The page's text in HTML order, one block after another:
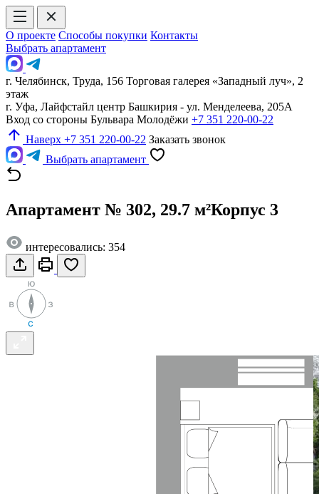
О проекте Способы покупки Контакты
Выбрать апартамент
г. Челябинск, Труда, 156 Торговая галерея «Западный луч», 2
этаж
г. Уфа, Лайфстайл центр Башкирия - ул. Менделеева, 205А
Вход со стороны Бульвара Молодёжи +7 351 220-00-22
Наверх +7 351 220-00-22 Заказать звонок
Выбрать апартамент
Апартамент № 302, 29.7 м²Корпус 3
интересовались: 354